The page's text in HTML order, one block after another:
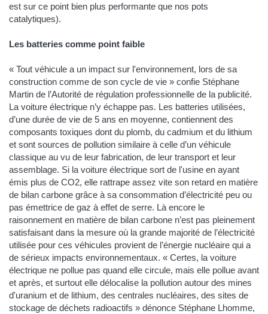
est sur ce point bien plus performante que nos pots
catalytiques).
Les batteries comme point faible
« Tout véhicule a un impact sur l'environnement, lors de sa
construction comme de son cycle de vie » confie Stéphane
Martin de l’Autorité de régulation professionnelle de la publicité.
La voiture électrique n’y échappe pas. Les batteries utilisées,
d’une durée de vie de 5 ans en moyenne, contiennent des
composants toxiques dont du plomb, du cadmium et du lithium
et sont sources de pollution similaire à celle d’un véhicule
classique au vu de leur fabrication, de leur transport et leur
assemblage. Si la voiture électrique sort de l'usine en ayant
émis plus de CO2, elle rattrape assez vite son retard en matière
de bilan carbone grâce à sa consommation d’électricité peu ou
pas émettrice de gaz à effet de serre. Là encore le
raisonnement en matière de bilan carbone n’est pas pleinement
satisfaisant dans la mesure où la grande majorité de l’électricité
utilisée pour ces véhicules provient de l’énergie nucléaire qui a
de sérieux impacts environnementaux. « Certes, la voiture
électrique ne pollue pas quand elle circule, mais elle pollue avant
et après, et surtout elle délocalise la pollution autour des mines
d'uranium et de lithium, des centrales nucléaires, des sites de
stockage de déchets radioactifs » dénonce Stéphane Lhomme,